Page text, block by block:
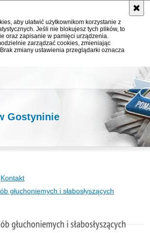
aby ułatwić użytkownikom korzystanie z
Jeśli nie blokujesz tych plików, to
oraz zapisanie w pamięci urządzenia.
zarządzać cookies, zmieniając
zmiany ustawienia przeglądarki oznacza
Gostyninie
Kontakt
głuchoniemych i słabosłyszących
głuchoniemych i słabosłyszących